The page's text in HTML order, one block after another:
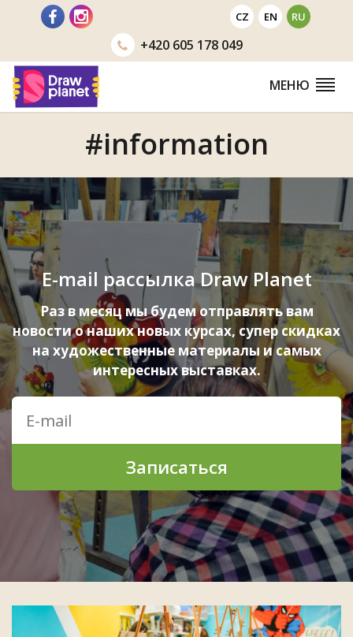
Перейти CZ EN RU
+420605 178 049
МЕНЮ
#information
E-mail рассылка Draw Planet
Раз в месяц мы будем отправлять вам
новости о наших новых курсах, супер скидках
на художественные материалы и самых
интересных выставках.
Записаться